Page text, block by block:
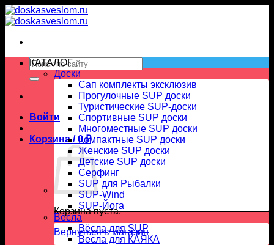
Skip
to
Искать:
Войти
Корзина /0₽
Корзина пуста.
Вернуться в магазин
КАТАЛОГ
Доски
Сап комплекты эксклюзив
Прогулочные SUP доски
Туристические SUP-доски
Спортивные SUP доски
Многоместные SUP доски
Компактные SUP доски
Женские SUP доски
Детские SUP доски
Серфинг
SUP для Рыбалки
SUP-Wind
SUP-Йога
Вёсла
Вёсла для SUP
Весла для КАЯКА